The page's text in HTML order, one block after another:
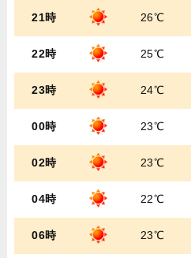
21時 26℃
22時 25℃
23時 24℃
00時 23℃
02時 23℃
04時 22℃
06時 23℃